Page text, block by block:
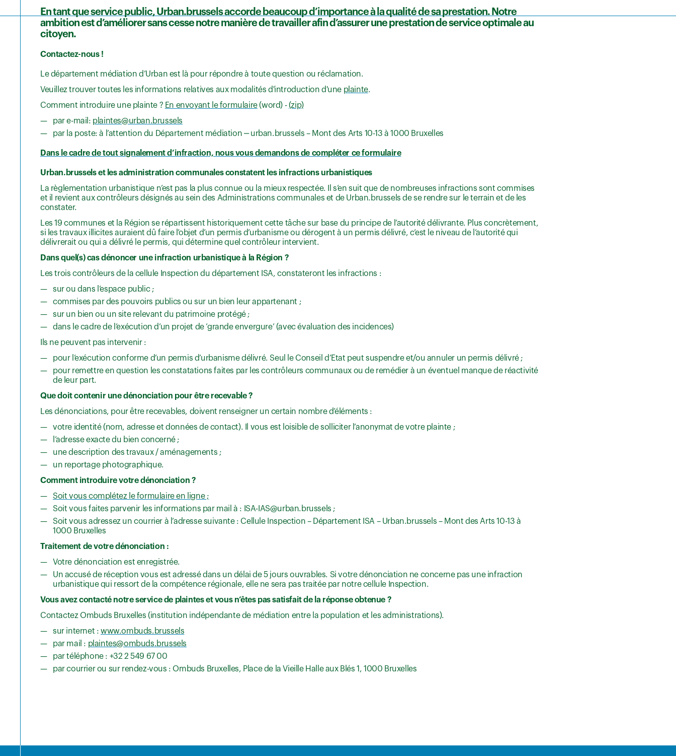
En tant que service public, Urban.brussels accorde beaucoup d’importance à la qualité de sa prestation. Notre
ambition est d’améliorer sans cesse notre manière de travailler afin d’assurer une prestation de service optimale au
citoyen.
Contactez-nous !
Le département médiation d’Urban est là pour répondre à toute question ou réclamation.
Veuillez trouver toutes les informations relatives aux modalités d'introduction d'une plainte.
Comment introduire une plainte ? En envoyant le formulaire(word) -(zip)
par e-mail: plaintes@urban.brussels
par la poste: à l’attention du Département médiation ‒ urban.brussels – Mont des Arts 10-13 à 1000 Bruxelles
Dans le cadre de tout signalement d’infraction, nous vous demandons de compléter ce formulaire
Urban.brussels et les administration communales constatent les infractions urbanistiques
La règlementation urbanistique n’est pas la plus connue ou la mieux respectée. Il s’en suit que de nombreuses infractions sont commises
et il revient aux contrôleurs désignés au sein des Administrations communales et de Urban.brussels de se rendre sur le terrain et de les
constater.
Les 19 communes et la Région se répartissent historiquement cette tâche sur base du principe de l’autorité délivrante. Plus concrètement,
si les travaux illicites auraient dû faire l’objet d’un permis d’urbanisme ou dérogent à un permis délivré, c’est le niveau de l’autorité qui
délivrerait ou qui a délivré le permis, qui détermine quel contrôleur intervient.
Dans quel(s) cas dénoncer une infraction urbanistique à la Région ?
Les trois contrôleurs de la cellule Inspection du département ISA, constateront les infractions :
sur ou dans l’espace public ;
commises par des pouvoirs publics ou sur un bien leur appartenant ;
sur un bien ou un site relevant du patrimoine protégé ;
dans le cadre de l’exécution d’un projet de ‘grande envergure’ (avec évaluation des incidences)
Ils ne peuvent pas intervenir :
pour l’exécution conforme d’un permis d’urbanisme délivré. Seul le Conseil d’Etat peut suspendre et/ou annuler un permis délivré ;
pour remettre en question les constatations faites par les contrôleurs communaux ou de remédier à un éventuel manque de réactivité
de leur part.
Que doit contenir une dénonciation pour être recevable ?
Les dénonciations, pour être recevables, doivent renseigner un certain nombre d’éléments :
votre identité (nom, adresse et données de contact). Il vous est loisible de solliciter l’anonymat de votre plainte ;
l’adresse exacte du bien concerné ;
une description des travaux / aménagements ;
un reportage photographique.
Comment introduire votre dénonciation ?
Soit vous complétez le formulaire en ligne ;
Soit vous faites parvenir les informations par mail à : ISA-IAS@urban.brussels ;
Soit vous adressez un courrier à l’adresse suivante : Cellule Inspection – Département ISA – Urban.brussels – Mont des Arts 10-13 à
1000 Bruxelles
Traitement de votre dénonciation :
Votre dénonciation est enregistrée.
Un accusé de réception vous est adressé dans un délai de 5 jours ouvrables. Si votre dénonciation ne concerne pas une infraction
urbanistique qui ressort de la compétence régionale, elle ne sera pas traitée par notre cellule Inspection.
Vous avez contacté notre service de plaintes et vous n’êtes pas satisfait de la réponse obtenue ?
Contactez Ombuds Bruxelles (institution indépendante de médiation entre la population et les administrations).
sur internet : www.ombuds.brussels
par mail : plaintes@ombuds.brussels
par téléphone : +32 2 549 67 00
par courrier ou sur rendez-vous : Ombuds Bruxelles, Place de la Vieille Halle aux Blés 1, 1000 Bruxelles